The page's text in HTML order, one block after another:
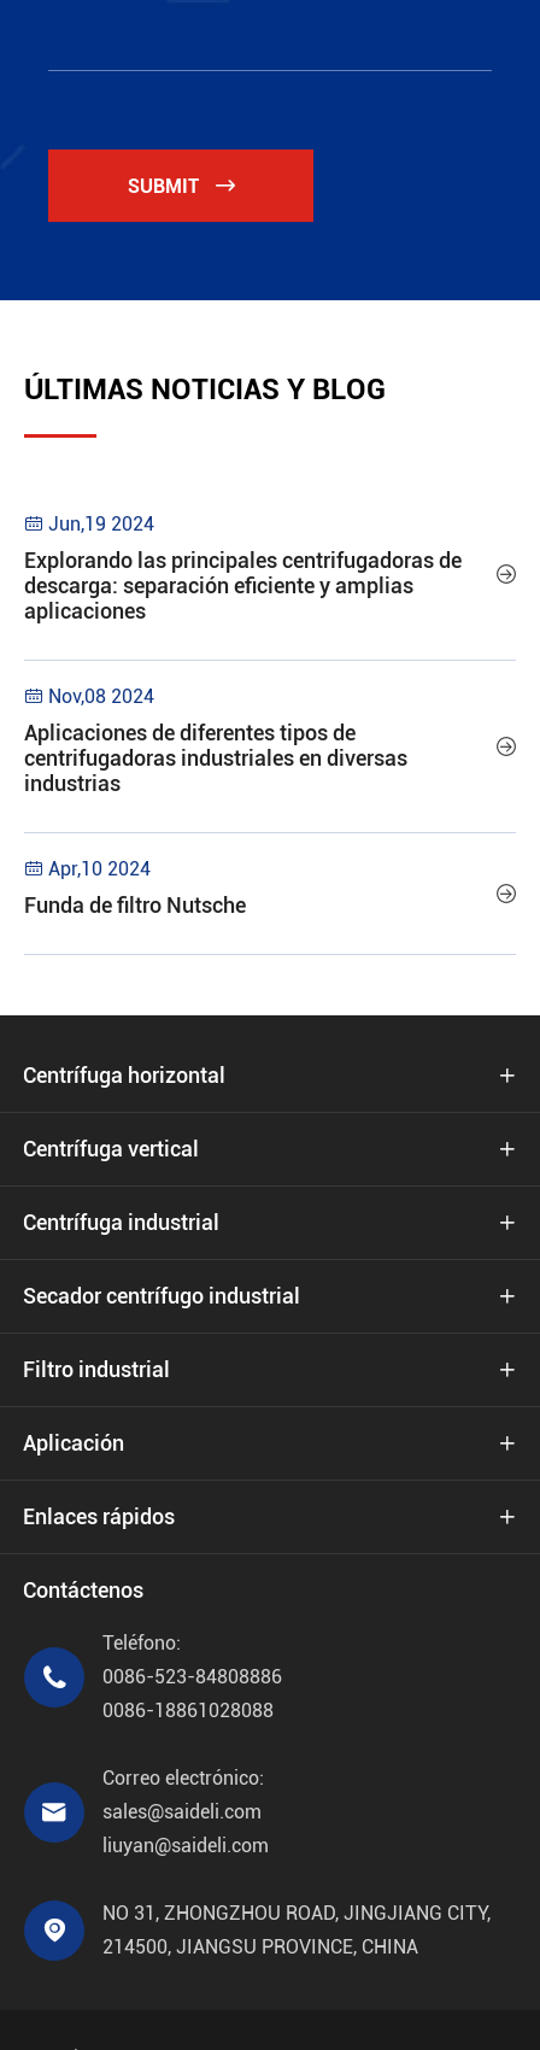
SUBMIT 
ÚLTIMAS NOTICIAS Y BLOG
 Jun,19 2024
Explorando las principales centrifugadoras de
descarga: separación eficiente y amplias
aplicaciones

 Nov,08 2024
Aplicaciones de diferentes tipos de
centrifugadoras industriales en diversas
industrias

 Apr,10 2024
Funda de filtro Nutsche 
Centrífuga horizontal 
Centrífuga vertical 
Centrífuga industrial 
Secador centrífugo industrial 
Filtro industrial 
Aplicación 
Enlaces rápidos 
Contáctenos

Teléfono:
0086-523-84808886
0086-18861028088

Correo electrónico:
sales@saideli.com
liuyan@saideli.com

NO 31, ZHONGZHOU ROAD, JINGJIANG CITY,
214500, JIANGSU PROVINCE, CHINA